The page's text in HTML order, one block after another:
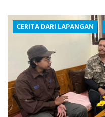
DAY:
APRIL
20,
2026
CERITA DARI LAPANGAN